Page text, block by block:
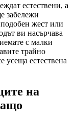
естествени, а
забележи
жест или
ви насърчава
с малки
трайно
усеща естествена
на